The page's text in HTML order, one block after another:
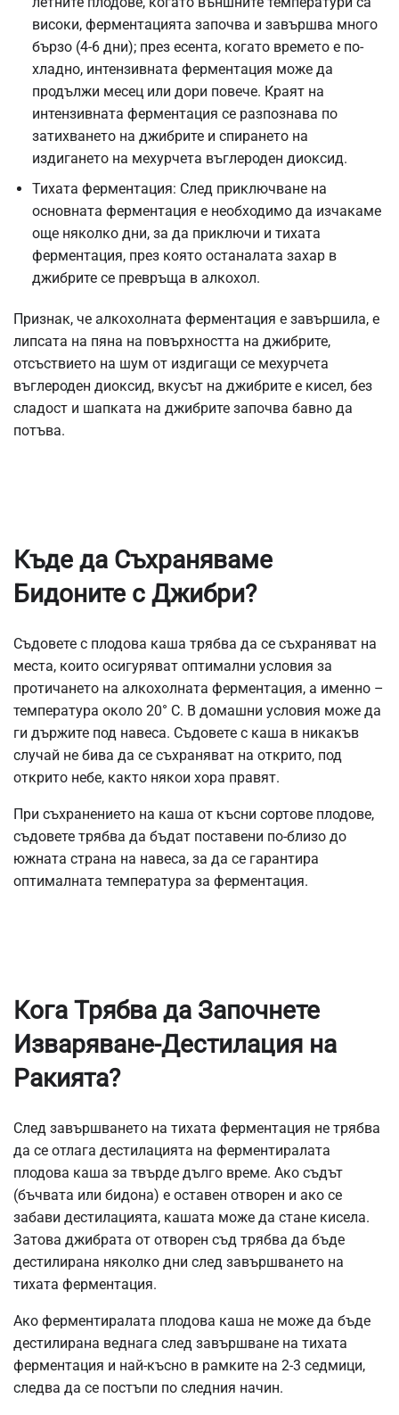
високи, ферментацията започва и завършва много
бързо (4-6 дни); през есента, когато времето е по-
хладно, интензивната ферментация може да
продължи месец или дори повече. Краят на
интензивната ферментация се разпознава по
затихването на джибрите и спирането на
издигането на мехурчета въглероден диоксид.
Тихата ферментация: След приключване на
основната ферментация е необходимо да изчакаме
още няколко дни, за да приключи и тихата
ферментация, през която останалата захар в
джибрите се превръща в алкохол.
Признак, че алкохолната ферментация е завършила, е
липсата на пяна на повърхността на джибрите,
отсъствието на шум от издигащи се мехурчета
въглероден диоксид, вкусът на джибрите е кисел, без
сладост и шапката на джибрите започва бавно да
потъва.
Къде да Съхраняваме
Бидоните с Джибри?
Съдовете с плодова каша трябва да се съхраняват на
места, които осигуряват оптимални условия за
протичането на алкохолната ферментация, а именно –
температура около 20° C. В домашни условия може да
ги държите под навеса. Съдовете с каша в никакъв
случай не бива да се съхраняват на открито, под
открито небе, както някои хора правят.
При съхранението на каша от късни сортове плодове,
съдовете трябва да бъдат поставени по-близо до
южната страна на навеса, за да се гарантира
оптималната температура за ферментация.
Кога Трябва да Започнете
Изваряване-Дестилация на
Ракията?
След завършването на тихата ферментация не трябва
да се отлага дестилацията на ферментиралата
плодова каша за твърде дълго време. Ако съдът
(бъчвата или бидона) е оставен отворен и ако се
забави дестилацията, кашата може да стане кисела.
Затова джибрата от отворен съд трябва да бъде
дестилирана няколко дни след завършването на
тихата ферментация.
Ако ферментиралата плодова каша не може да бъде
дестилирана веднага след завършване на тихата
ферментация и най-късно в рамките на 2-3 седмици,
следва да се постъпи по следния начин.